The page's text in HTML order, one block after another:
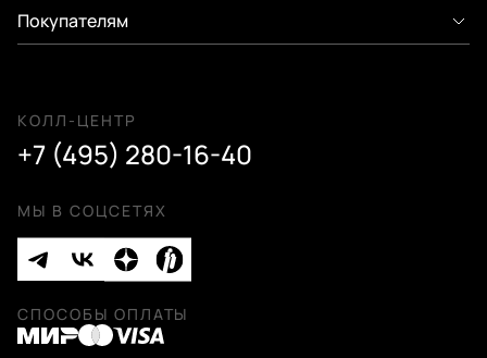
Покупателям
КОЛЛ-ЦЕНТР
+7 (495) 280-16-40
МЫ В СОЦСЕТЯХ
СПОСОБЫ ОПЛАТЫ